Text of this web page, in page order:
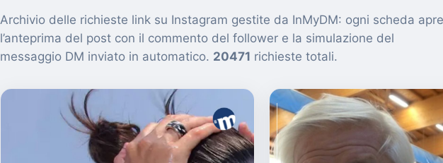
Archivio delle richieste link su Instagram gestite da InMyDM: ogni scheda apre
l’anteprima del post con il commento del follower e la simulazione del
messaggio DM inviato in automatico. 20471 richieste totali.